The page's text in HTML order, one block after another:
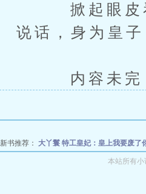
掀起眼皮看
说话，身为皇
内容未完，
新书推荐： 大丫鬟 特工皇妃：皇上我要废了
本站所有小